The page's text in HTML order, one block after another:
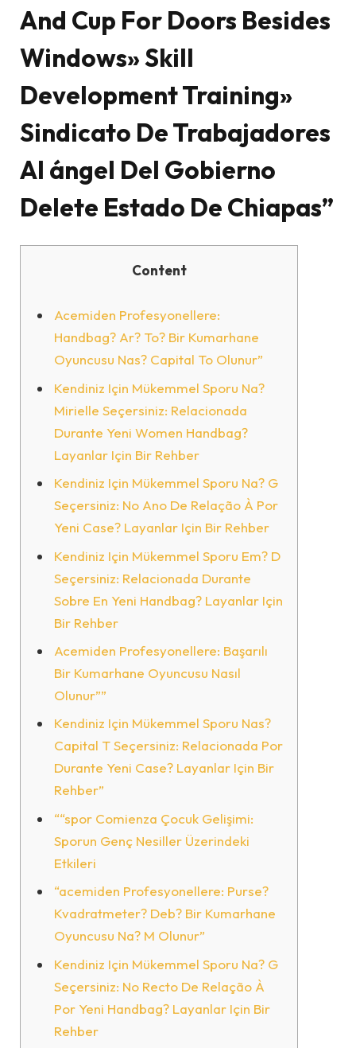
And Cup For Doors Besides
Windows» Skill
Development Training»
Sindicato De Trabajadores
Al ángel Del Gobierno
Delete Estado De Chiapas”
Content
Acemiden Profesyonellere:
Handbag? Ar? To? Bir Kumarhane
Oyuncusu Nas? Capital To Olunur”
Kendiniz Için Mükemmel Sporu Na?
Mirielle Seçersiniz: Relacionada
Durante Yeni Women Handbag?
Layanlar Için Bir Rehber
Kendiniz Için Mükemmel Sporu Na? G
Seçersiniz: No Ano De Relação À Por
Yeni Case? Layanlar Için Bir Rehber
Kendiniz Için Mükemmel Sporu Em? D
Seçersiniz: Relacionada Durante
Sobre En Yeni Handbag? Layanlar Için
Bir Rehber
Acemiden Profesyonellere: Başarılı
Bir Kumarhane Oyuncusu Nasıl
Olunur””
Kendiniz Için Mükemmel Sporu Nas?
Capital T Seçersiniz: Relacionada Por
Durante Yeni Case? Layanlar Için Bir
Rehber”
““spor Comienza Çocuk Gelişimi:
Sporun Genç Nesiller Üzerindeki
Etkileri
“acemiden Profesyonellere: Purse?
Kvadratmeter? Deb? Bir Kumarhane
Oyuncusu Na? M Olunur”
Kendiniz Için Mükemmel Sporu Na? G
Seçersiniz: No Recto De Relação À
Por Yeni Handbag? Layanlar Için Bir
Rehber